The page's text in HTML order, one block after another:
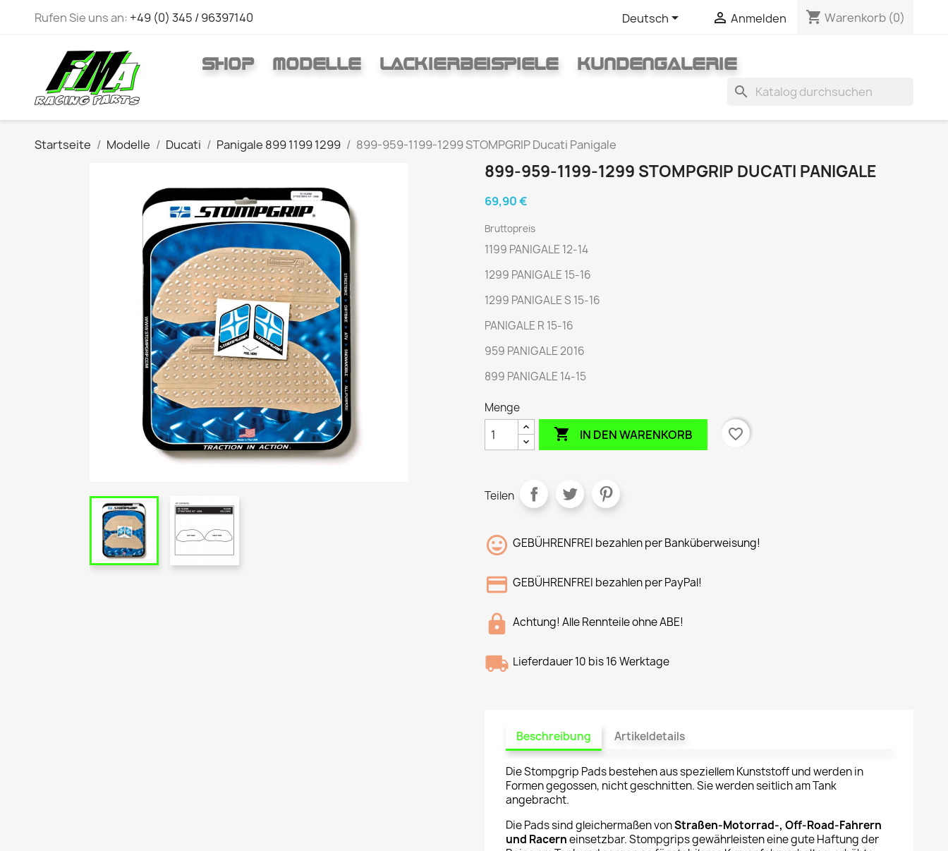
Rufen Sie uns an: +49 (0) 345 / 96397140 Deutsch  Anmelden shopping_cart Warenkorb (0)
SHOP MODELLE LACKIERBEISPIELE
KUNDENGALERIE
search
Startseite Modelle Ducati Panigale 899 1199 1299 899-959-1199-1299 STOMPGRIP Ducati Panigale
899-959-1199-1299 STOMPGRIP DUCATI PANIGALE
69,90 €
Bruttopreis
1199 PANIGALE 12-14
1299 PANIGALE 15-16
1299 PANIGALE S 15-16
PANIGALE R 15-16
959 PANIGALE 2016
899 PANIGALE 14-15
Menge
 IN DEN WARENKORB favorite_border
Teilen
GEBÜHRENFREI bezahlen per Banküberweisung!
GEBÜHRENFREI bezahlen per PayPal!
Achtung! Alle Rennteile ohne ABE!
Lieferdauer 10 bis 16 Werktage
Beschreibung Artikeldetails
Die Stompgrip Pads bestehen aus speziellem Kunststoff und werden in
Formen gegossen, nicht geschnitten. Sie werden seitlich am Tank
angebracht.
Die Pads sind gleichermaßen vonStraßen-Motorrad-, Off-Road-Fahrern
und Racerneinsetzbar. Stompgrips gewährleisten eine gute Haftung der